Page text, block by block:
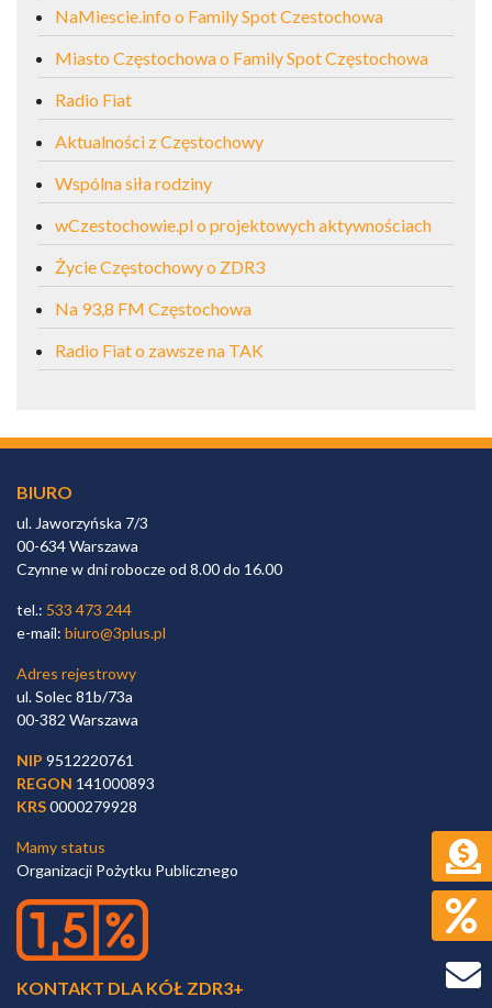
NaMiescie.info o Family Spot Czestochowa
Miasto Częstochowa o Family Spot Częstochowa
Radio Fiat
Aktualności z Częstochowy
Wspólna siła rodziny
wCzestochowie.pl o projektowych aktywnościach
Życie Częstochowy o ZDR3
Na 93,8 FM Częstochowa
Radio Fiat o zawsze na TAK
BIURO
ul. Jaworzyńska 7/3
00-634 Warszawa
Czynne w dni robocze od 8.00 do 16.00
tel.: 533 473 244
e-mail: biuro@3plus.pl
Adres rejestrowy
ul. Solec 81b/73a
00-382 Warszawa
NIP 9512220761
REGON 141000893
KRS0000279928
Mamy status
Organizacji Pożytku Publicznego
KONTAKT DLA KÓŁ ZDR3+